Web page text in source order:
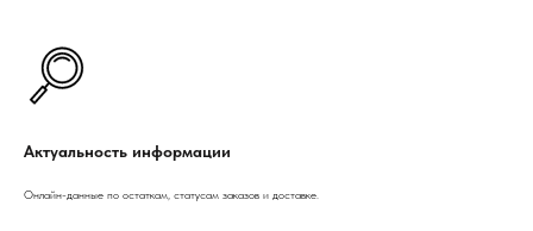
Актуальность информации
Онлайн-данные по остаткам, статусам заказов и доставке.